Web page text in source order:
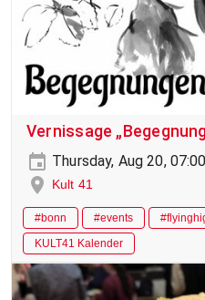
Vernissage
Thursday, Aug 20,
Kult 41
#bonn #events
KULT41 Kalender